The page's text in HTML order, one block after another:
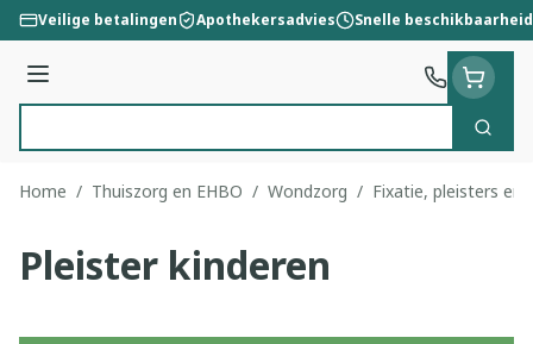
Ga naar de inhoud
Veilige betalingen Apothekersadvies Snelle beschikbaarheid
Menu
Zoek
Home / Thuiszorg en EHBO / Wondzorg / Fixatie, pleisters en
Pleister kinderen